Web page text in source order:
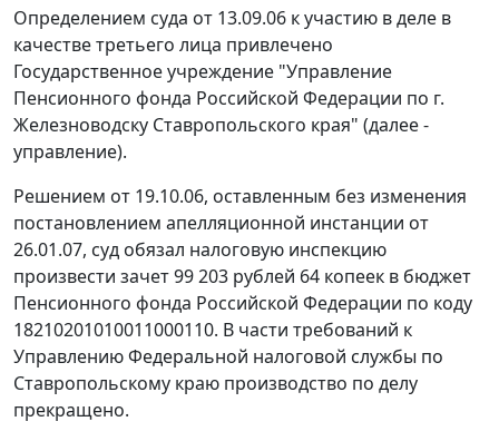
Определением суда от 13.09.06 к участию в деле в
качестве третьего лица привлечено
Государственное учреждение "Управление
Пенсионного фонда Российской Федерации по г.
Железноводску Ставропольского края" (далее -
управление).
Решением от 19.10.06, оставленным без изменения
постановлением апелляционной инстанции от
26.01.07, суд обязал налоговую инспекцию
произвести зачет 99 203 рублей 64 копеек в бюджет
Пенсионного фонда Российской Федерации по коду
18210201010011000110. В части требований к
Управлению Федеральной налоговой службы по
Ставропольскому краю производство по делу
прекращено.